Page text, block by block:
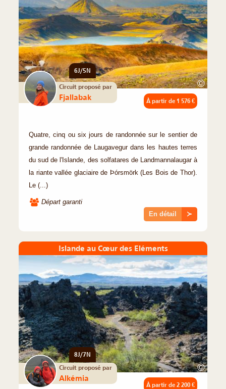
©
6J/5N
Circuit proposé par
Fjallabak À partir de 1 576 €
Quatre, cinq ou six jours de randonnée sur le sentier de
grande randonnée de Laugavegur dans les hautes terres
du sud de l'Islande, des solfatares de Landmannalaugar à
la riante vallée glaciaire de Þórsmörk (Les Bois de Thor).
Le (...)
Départ garanti
En détail ≻
Islande au Cœur des Eléments
©
8J/7N
Circuit proposé par
Alkémia
À partir de 2 200 €